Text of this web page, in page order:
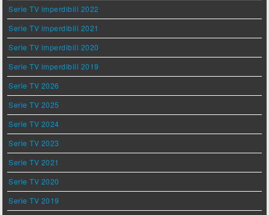
Serie TV imperdibili 2022
Serie TV imperdibili 2021
Serie TV imperdibili 2020
Serie TV imperdibili 2019
Serie TV 2026
Serie TV 2025
Serie TV 2024
Serie TV 2023
Serie TV 2021
Serie TV 2020
Serie TV 2019